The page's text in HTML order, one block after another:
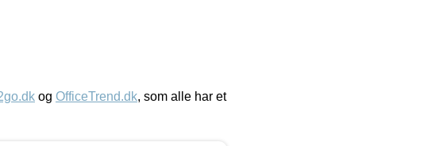
og OfficeTrend.dk, som alle har et